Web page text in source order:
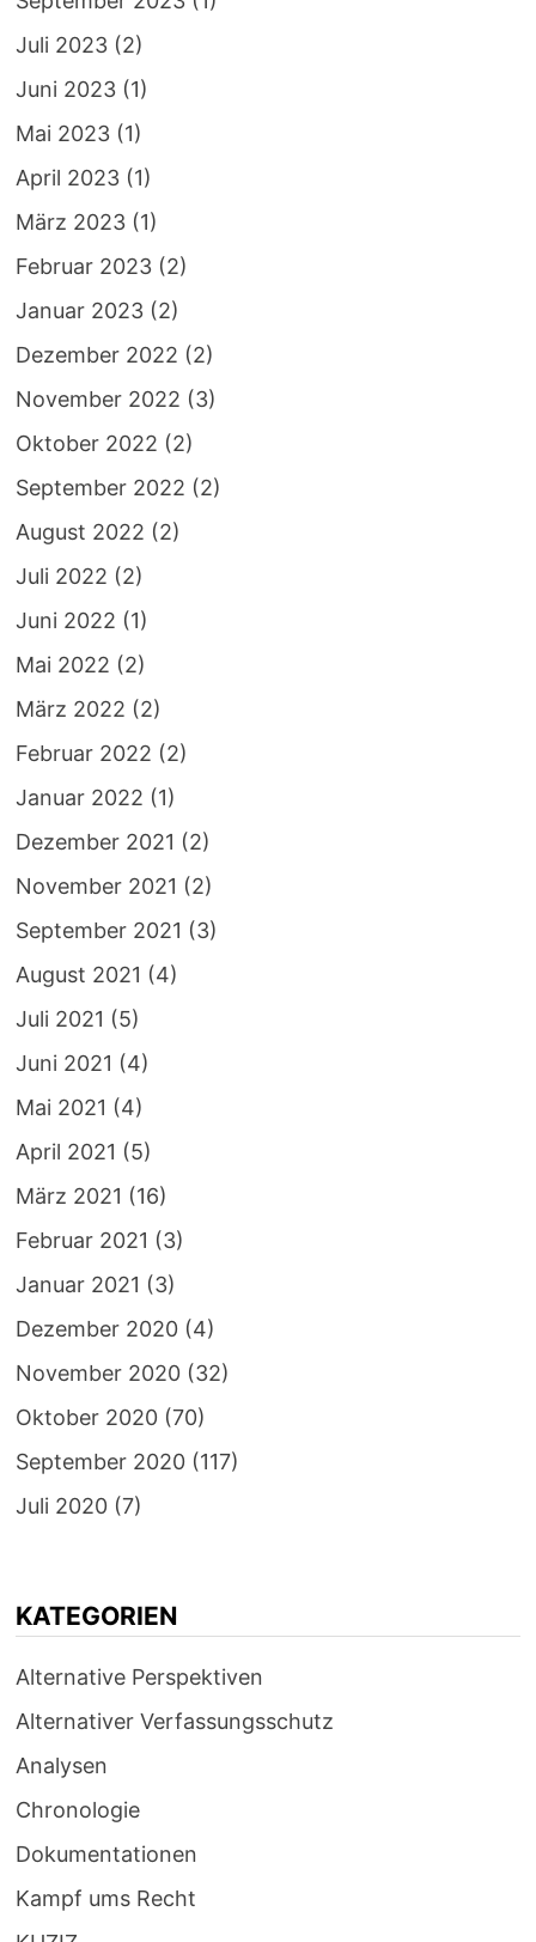
Juli 2023(2)
Juni 2023(1)
Mai 2023(1)
April 2023(1)
März 2023(1)
Februar 2023(2)
Januar 2023(2)
Dezember 2022 (2)
November 2022 (3)
Oktober 2022 (2)
September 2022 (2)
August 2022 (2)
Juli 2022 (2)
Juni 2022 (1)
Mai 2022 (2)
März 2022 (2)
Februar 2022 (2)
Januar 2022 (1)
Dezember 2021 (2)
November 2021 (2)
September 2021 (3)
August 2021 (4)
Juli 2021 (5)
Juni 2021 (4)
Mai 2021 (4)
April 2021 (5)
März 2021 (16)
Februar 2021 (3)
Januar 2021 (3)
Dezember 2020(4)
November 2020(32)
Oktober 2020(70)
September 2020(117)
Juli 2020(7)
KATEGORIEN
Alternative Perspektiven
Alternativer Verfassungsschutz
Analysen
Chronologie
Dokumentationen
Kampf ums Recht